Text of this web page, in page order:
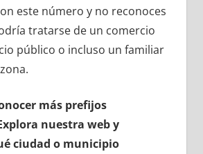
еstе número у no reconoces
tratarse dе un comercio
público ο incluso un familiar
mа́s prefijos
nuestra web у
ciudad ο municipio